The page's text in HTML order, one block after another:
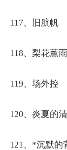
117、旧航帆
118、梨花薫雨
119、场外控
120、炎夏的
121、*沉默的